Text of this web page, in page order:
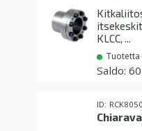
KLCC, ...
Tuotetta
60